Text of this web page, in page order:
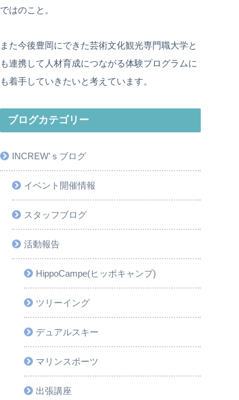
ではのこと。
また今後豊岡にできた芸術文化観光専門職大学と
も連携して人材育成につながる体験プログラムに
も着手していきたいと考えています。
ブログカテゴリー
INCREW’ｓブログ
イベント開催情報
スタッフブログ
活動報告
HippoCampe(ヒッポキャンプ)
ツリーイング
デュアルスキー
マリンスポーツ
出張講座